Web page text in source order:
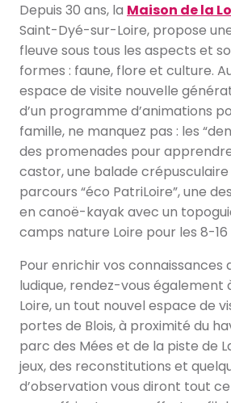
Depuis 30 ans, la Maison de la
Saint-Dyé-sur-Loire, propose
fleuve sous tous les aspects et
formes : faune, flore et culture.
espace de visite nouvelle
d’un programme d’animations
famille, ne manquez pas : les
des promenades pour
castor, une balade crépusculaire
parcours “éco PatriLoire”, une
en canoë-kayak avec un
camps nature Loire pour les 8-16
Pour enrichir vos connaissances
ludique, rendez-vous également
Loire, un tout nouvel espace de
portes de Blois, à proximité du
parc des Mées et de la piste de
jeux, des reconstitutions et
d’observation vous diront tout